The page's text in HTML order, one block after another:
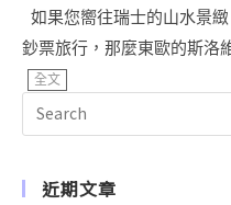
如果您嚮往瑞士的山水景
鈔票旅行，那麼東歐的斯洛
全文
近期文章